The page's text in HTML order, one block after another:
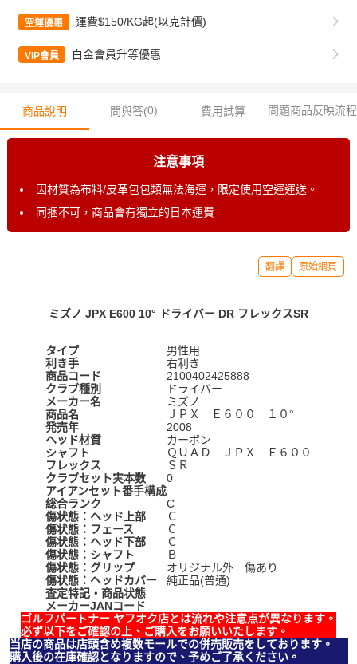
空運優惠 運費$150/KG起(以克計價)
VIP會員 白金會員升等優惠
商品說明 問與答(0) 費用試算 問題商品反映流程
注意事項
因材質為布料/皮革包包類無法海運，限定使用空運運送。
同捆不可，商品會有獨立的日本運費
翻譯 原始網頁
ミズノ JPX E600 10° ドライバー DR フレックスSR
タイプ
男性用
利き手
右利き
商品コード
2100402425888
クラブ種別
ドライバー
メーカー名
ミズノ
商品名
ＪＰＸ Ｅ６００ １０°
発売年
2008
ヘッド材質
カーボン
シャフト
ＱＵＡＤ ＪＰＸ Ｅ６００
フレックス
ＳＲ
クラブセット実本数
0
アイアンセット番手構成
総合ランク
C
傷状態：ヘッド上部
Ｃ
傷状態：フェース
Ｃ
傷状態：ヘッド下部
Ｃ
傷状態：シャフト
Ｂ
傷状態：グリップ
オリジナル外 傷あり
傷状態：ヘッドカバー
純正品(普通)
査定特記・商品状態
メーカーJANコード
ゴルフパートナー ヤフオク店とは流れや注意点が異なります。
必ず以下をご確認の上、ご購入をお願いいたします。
当店の商品は店頭含め複数モールでの併売販売をしております。
購入後の在庫確認となりますので、予めご了承ください。